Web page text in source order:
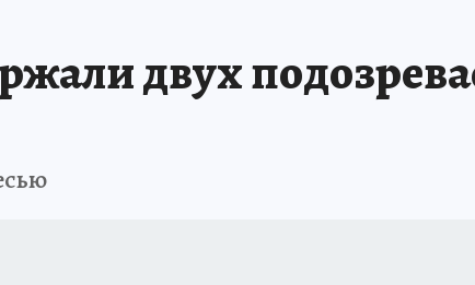
двух